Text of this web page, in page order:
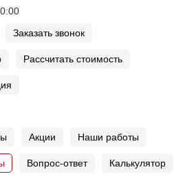
Заказать звонок
Рассчитать стоимость
Акции Наши работы
Вопрос-ответ Калькулятор